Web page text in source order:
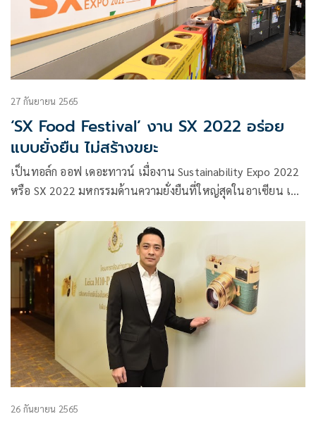
27 กันยายน 2565
‘SX Food Festival’ งาน SX 2022 อร่อย
แบบยั่งยืน ไม่สร้างขยะ
เป็นทอล์ก ออฟ เดอะทาวน์ เมื่องาน Sustainability Expo 2022
หรือ SX 2022 มหกรรมด้านความยั่งยืนที่ใหญ่สุดในอาเซียน เปิด
26 กันยายน 2565